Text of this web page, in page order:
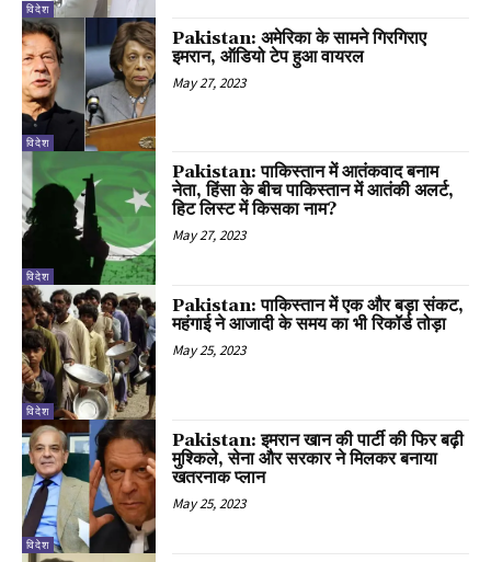
विदेश
विदेश
Pakistan: अमेरिका के सामने गिरगिराए
इमरान, ऑडियो टेप हुआ वायरल
May 27, 2023
विदेश
Pakistan: पाकिस्तान में आतंकवाद बनाम
नेता, हिंसा के बीच पाकिस्तान में आतंकी अलर्ट,
हिट लिस्ट में किसका नाम?
May 27, 2023
विदेश
Pakistan: पाकिस्तान में एक और बड़ा संकट,
महंगाई ने आजादी के समय का भी रिकॉर्ड तोड़ा
May 25, 2023
विदेश
Pakistan: इमरान खान की पार्टी की फिर बढ़ी
मुश्किले, सेना और सरकार ने मिलकर बनाया
खतरनाक प्लान
May 25, 2023